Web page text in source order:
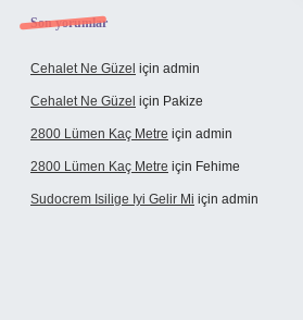
Son yorumlar
Cehalet Ne Güzel için admin
Cehalet Ne Güzel için Pakize
2800 Lümen Kaç Metre için admin
2800 Lümen Kaç Metre için Fehime
Sudocrem Isilige Iyi Gelir Mi için admin